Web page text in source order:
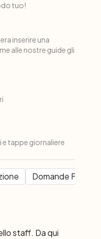
tuo!
inserire una
alle nostre guide gli
e tappe giornaliere
Domande
staff. Da qui